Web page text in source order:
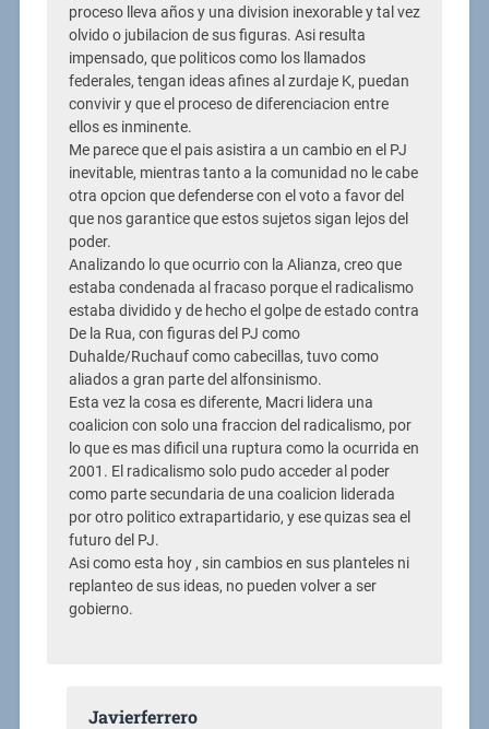
proceso lleva años y una division inexorable y tal vez
olvido o jubilacion de sus figuras. Asi resulta
impensado, que politicos como los llamados
federales, tengan ideas afines al zurdaje K, puedan
convivir y que el proceso de diferenciacion entre
ellos es inminente.
Me parece que el pais asistira a un cambio en el PJ
inevitable, mientras tanto a la comunidad no le cabe
otra opcion que defenderse con el voto a favor del
que nos garantice que estos sujetos sigan lejos del
poder.
Analizando lo que ocurrio con la Alianza, creo que
estaba condenada al fracaso porque el radicalismo
estaba dividido y de hecho el golpe de estado contra
De la Rua, con figuras del PJ como
Duhalde/Ruchauf como cabecillas, tuvo como
aliados a gran parte del alfonsinismo.
Esta vez la cosa es diferente, Macri lidera una
coalicion con solo una fraccion del radicalismo, por
lo que es mas dificil una ruptura como la ocurrida en
2001. El radicalismo solo pudo acceder al poder
como parte secundaria de una coalicion liderada
por otro politico extrapartidario, y ese quizas sea el
futuro del PJ.
Asi como esta hoy , sin cambios en sus planteles ni
replanteo de sus ideas, no pueden volver a ser
gobierno.
Javierferrero